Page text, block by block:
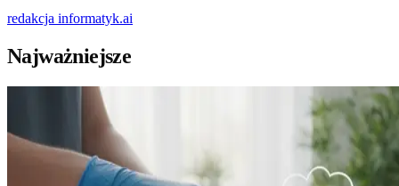
redakcja informatyk.ai
Najważniejsze